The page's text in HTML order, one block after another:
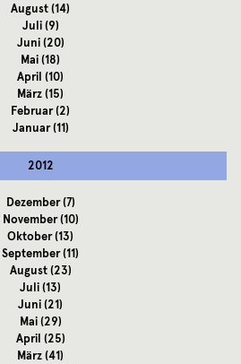
August(14)
Juli(9)
Juni(20)
Mai(18)
April (10)
März(15)
Februar(2)
Januar(11)
2012
Dezember(7)
November(10)
Oktober(13)
September(11)
August(23)
Juli(13)
Juni(21)
Mai(29)
April (25)
März(41)